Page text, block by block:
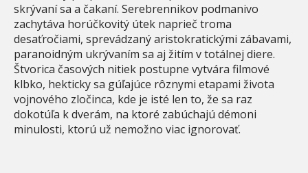
skrývaní sa a čakaní. Serebrennikov podmanivo
zachytáva horúčkovitý útek naprieč troma
desaťročiami, sprevádzaný aristokratickými zábavami,
paranoidným ukrývaním sa aj žitím v totálnej diere.
Štvorica časových nitiek postupne vytvára filmové
klbko, hekticky sa gúľajúce rôznymi etapami života
vojnového zločinca, kde je isté len to, že sa raz
dokotúľa k dverám, na ktoré zabúchajú démoni
minulosti, ktorú už nemožno viac ignorovať.